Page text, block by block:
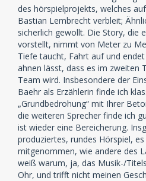
des hörspielprojekts, welches
Bastian Lembrecht verbleit;
sicherlich gewollt. Die Story, die
vorstellt, nimmt von Meter zu
Tiefe taucht, Fahrt auf und
ahnen lässt, dass es im zweiten
Team wird. Insbesondere der
Baehr als Erzählerin finde ich
„Grundbedrohung“ mit Ihrer
die weiteren Sprecher finde ich
ist wieder eine Bereicherung.
produziertes, rundes Hörspiel,
mitgenommen, wie andere des
weiß warum, ja, das Musik-/
Ohr, und trifft nicht meinen